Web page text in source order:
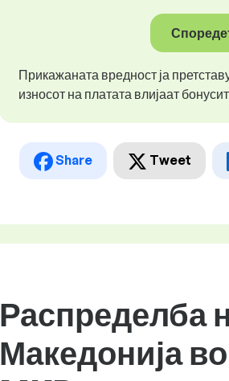
Прикажаната вредност ја
износот на платата влијаат
Share Tweet
Распределба
Македонија